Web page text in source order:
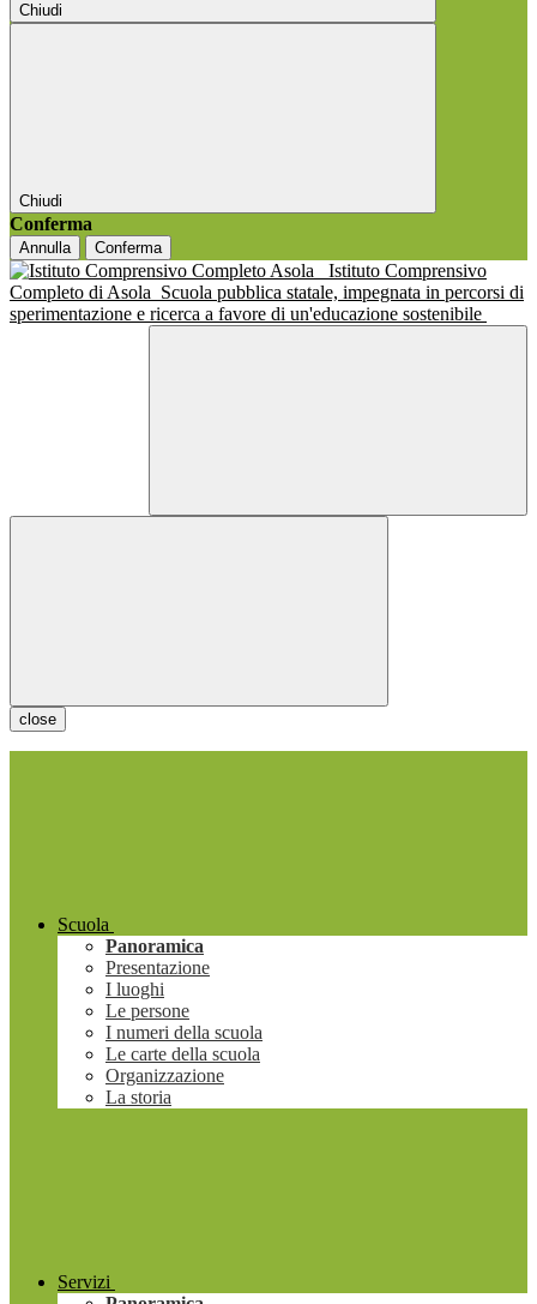
Chiudi
Chiudi
Conferma
Annulla Conferma
Istituto Comprensivo
Completo di Asola Scuola pubblica statale, impegnata in percorsi di
sperimentazione e ricerca a favore di un'educazione sostenibile
close
Scuola
Panoramica
Presentazione
I luoghi
Le persone
I numeri della scuola
Le carte della scuola
Organizzazione
La storia
Servizi